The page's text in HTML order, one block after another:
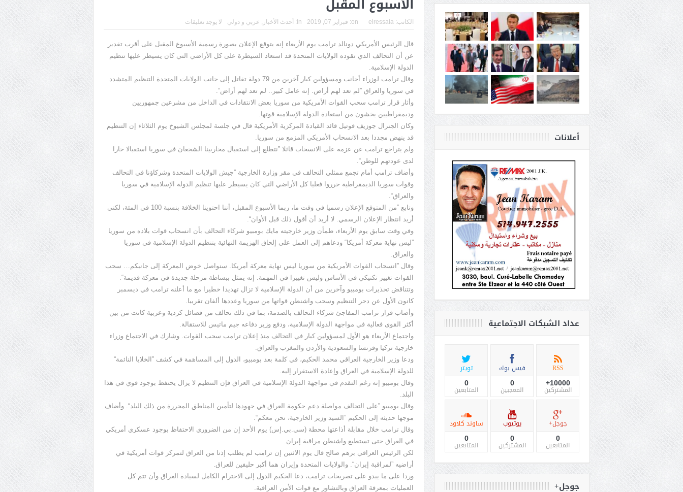
الكاتب: elressala
on: فبراير 07, 2019 In: أحدث الأخبار عربي و دولي لا يوجد تعليقات
قال الرئيس الأمريكي دونالد ترامب يوم الأربعاء إنه يتوقع الإعلان بصورة رسمية الأسبوع المقبل على أقرب تقدير
عن أن التحالف الذي تقوده الولايات المتحدة قد استعاد السيطرة على كل الأراضي التي كان يسيطر عليها تنظيم
الدولة الإسلامية.
وقال ترامب لوزراء أجانب ومسؤولين كبار آخرين من 79 دولة تقاتل إلى جانب الولايات المتحدة التنظيم المتشدد
في سوريا والعراق ”لم تعد لهم أراض. إنه عامل كبير.. لم تعد لهم أراض“.
وأثار قرار ترامب سحب القوات الأمريكية من سوريا بعض الانتقادات في الداخل من مشرعين جمهوريين
وديمقراطيين يخشون من استعادة الدولة الإسلامية قوتها.
وكان الجنرال جوزيف فوتيل قائد القيادة المركزية الأمريكية قال في جلسة لمجلس الشيوخ يوم الثلاثاء إن التنظيم
قد ينهض مجددا بعد الانسحاب الأمريكي المزمع من سوريا.
ولم يتراجع ترامب عن عزمه على الانسحاب قائلا ”نتطلع إلى استقبال محاربينا الشجعان في سوريا استقبالا حارا
لدى عودتهم للوطن“.
وأضاف ترامب أمام تجمع ممثلي التحالف في مقر وزارة الخارجية ”جيش الولايات المتحدة وشركاؤنا في التحالف
وقوات سوريا الديمقراطية حرروا فعليا كل الأراضي التي كان يسيطر عليها تنظيم الدولة الإسلامية في سوريا
والعراق“.
وتابع ”من المتوقع الإعلان رسميا في وقت ما، ربما الأسبوع المقبل، أننا احتوينا الخلافة بنسبة 100 في المئة، لكني
أريد انتظار الإعلان الرسمي. لا أريد أن أقول ذلك قبل الأوان“.
وفي وقت سابق يوم الأربعاء، طمأن وزير خارجيته مايك بومبيو شركاء التحالف بأن انسحاب قوات بلاده من سوريا
”ليس نهاية معركة أمريكا“ ودعاهم إلى العمل على إلحاق الهزيمة النهائية بتنظيم الدولة الإسلامية في سوريا
والعراق.
وقال ”انسحاب القوات الأمريكية من سوريا ليس نهاية معركة أمريكا. سنواصل خوض المعركة إلى جانبكم… سحب
القوات تغيير تكتيكي في الأساس وليس تغييرا في المهمة. إنه يمثل ببساطة مرحلة جديدة في معركة قديمة“.
وتتناقض تحذيرات بومبيو وآخرين من أن الدولة الإسلامية لا تزال تهديدا خطيرا مع ما أعلنه ترامب في ديسمبر
كانون الأول عن دحر التنظيم وسحب واشنطن قواتها من سوريا وعددها ألفان تقريبا.
وأصاب قرار ترامب المفاجئ شركاء التحالف بالصدمة، بما في ذلك تحالف من فصائل كردية وعربية كانت من بين
أكثر القوى فعالية في مواجهة الدولة الإسلامية، ودفع وزير دفاعه جيم ماتيس للاستقالة.
واجتماع الأربعاء هو الأول لمسؤولين كبار في التحالف منذ إعلان ترامب سحب القوات. وشارك في الاجتماع وزراء
خارجية تركيا وفرنسا والسعودية والأردن والمغرب والعراق.
ودعا وزير الخارجية العراقي محمد الحكيم، في كلمة بعد بومبيو، الدول إلى المساهمة في كشف ”الخلايا النائمة“
للدولة الإسلامية في العراق وإعادة الاستقرار إليه.
وقال بومبيو إنه رغم التقدم في مواجهة الدولة الإسلامية في العراق فإن التنظيم لا يزال يحتفظ بوجود قوي في هذا
البلد.
وقال بومبيو ”على التحالف مواصلة دعم حكومة العراق في جهودها لتأمين المناطق المحررة من ذلك البلد“. وأضاف
موجها حديثه إلى الحكيم ”السيد وزير الخارجية، نحن معكم“.
وقال ترامب خلال مقابلة أذاعتها محطة (سي.بي.إس) يوم الأحد إن من الضروري الاحتفاظ بوجود عسكري أمريكي
في العراق حتى تستطيع واشنطن مراقبة إيران.
لكن الرئيس العراقي برهم صالح قال يوم الاثنين إن ترامب لم يطلب إذنا من العراق لتمركز قوات أمريكية في
أراضيه ”لمراقبة إيران“. والولايات المتحدة وإيران هما أكبر حليفين للعراق.
وردا على ما يبدو على تصريحات ترامب، دعا الحكيم الدول إلى الاحترام الكامل لسيادة العراق وأن تتم كل
العمليات بمعرفة العراق وبالتشاور مع قوات الأمن العراقية.
أعلانات
عداد الشبكات الاجتماعية
RSS
10000+
المشتركين
فيس بوك
0
المعجبين
تويتر
0
المتابعين
جوجل+
0
المتابعين
يوتيوب
0
المشتركين
ساوند كلاود
0
المتابعين
جوجل+